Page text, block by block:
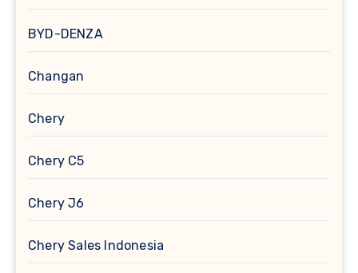
BYD-DENZA
Changan
Chery
Chery C5
Chery J6
Chery Sales Indonesia